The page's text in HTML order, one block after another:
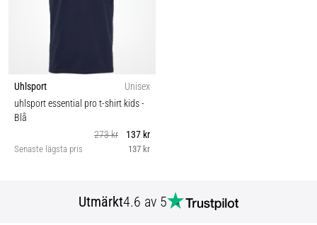
Uhlsport
Unisex
uhlsport essential pro t-shirt kids-
Blå
273 kr
137 kr
Senaste lägsta pris 137 kr
Utmärkt4.6 av 5